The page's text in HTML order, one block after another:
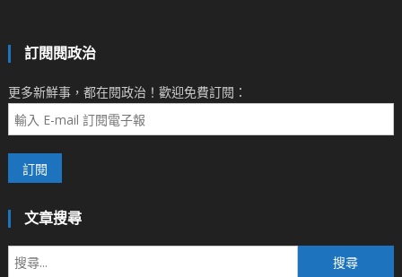
訂閱閱政治
更多新鮮事，都在閱政治！歡迎免費訂閱：
文章搜尋